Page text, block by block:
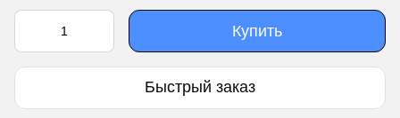
Купить
Быстрый заказ